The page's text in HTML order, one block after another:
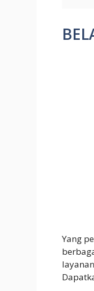
Yang